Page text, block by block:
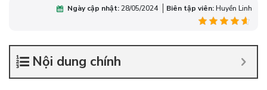
Ngày cập nhật:28/05/2024 Biên tập viên:Huyền Linh
Nội dung chính